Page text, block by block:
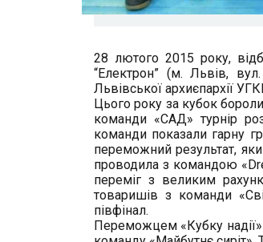
28 лютого 2015 року,
“Електрон” (м. Львів,
Львівської архиєпархії
Цього року за кубок
команди «САД» турнір
команди показали гарну
переможний результат,
проводила з командою
переміг з великим
товаришів з команди
півфінал.
Переможцем «Кубку